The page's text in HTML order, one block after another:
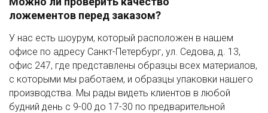
ложементов перед заказом?
У нас есть шоурум, который расположен в нашем
офисе по адресу Санкт-Петербург, ул. Седова, д. 13,
офис 247, где представлены образцы всех материалов,
с которыми мы работаем, и образцы упаковки нашего
производства. Мы рады видеть клиентов в любой
будний день с 9-00 до 17-30 по предварительной